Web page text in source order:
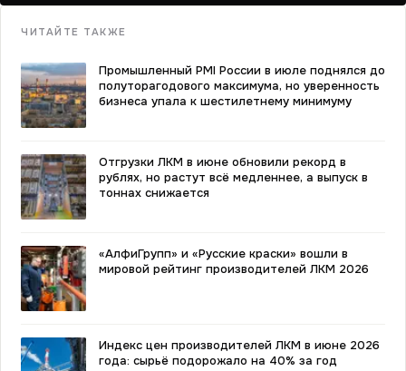
ЧИТАЙТЕ ТАКЖЕ
Промышленный PMI России в июле поднялся до
полуторагодового максимума, но уверенность
бизнеса упала к шестилетнему минимуму
Отгрузки ЛКМ в июне обновили рекорд в
рублях, но растут всё медленнее, а выпуск в
тоннах снижается
«АлфиГрупп» и «Русские краски» вошли в
мировой рейтинг производителей ЛКМ 2026
Индекс цен производителей ЛКМ в июне 2026
года: сырьё подорожало на 40% за год